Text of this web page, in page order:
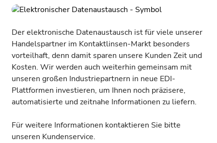
Der elektronische Datenaustausch ist für viele unserer
Handelspartner im Kontaktlinsen-Markt besonders
vorteilhaft, denn damit sparen unsere Kunden Zeit und
Kosten. Wir werden auch weiterhin gemeinsam mit
unseren großen Industriepartnern in neue EDI-
Plattformen investieren, um Ihnen noch präzisere,
automatisierte und zeitnahe Informationen zu liefern.
Für weitere Informationen kontaktieren Sie bitte
unseren Kundenservice.